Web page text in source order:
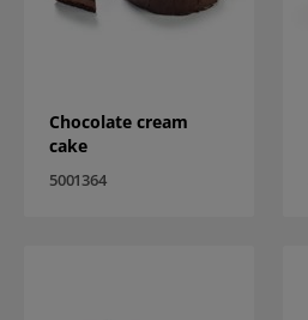
Chocolate cream
cake
5001364